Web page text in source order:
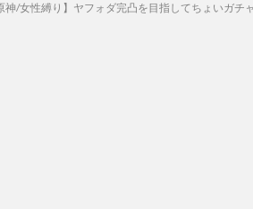
神/女性縛り】ヤフォダ完凸を目指してちょいガチ